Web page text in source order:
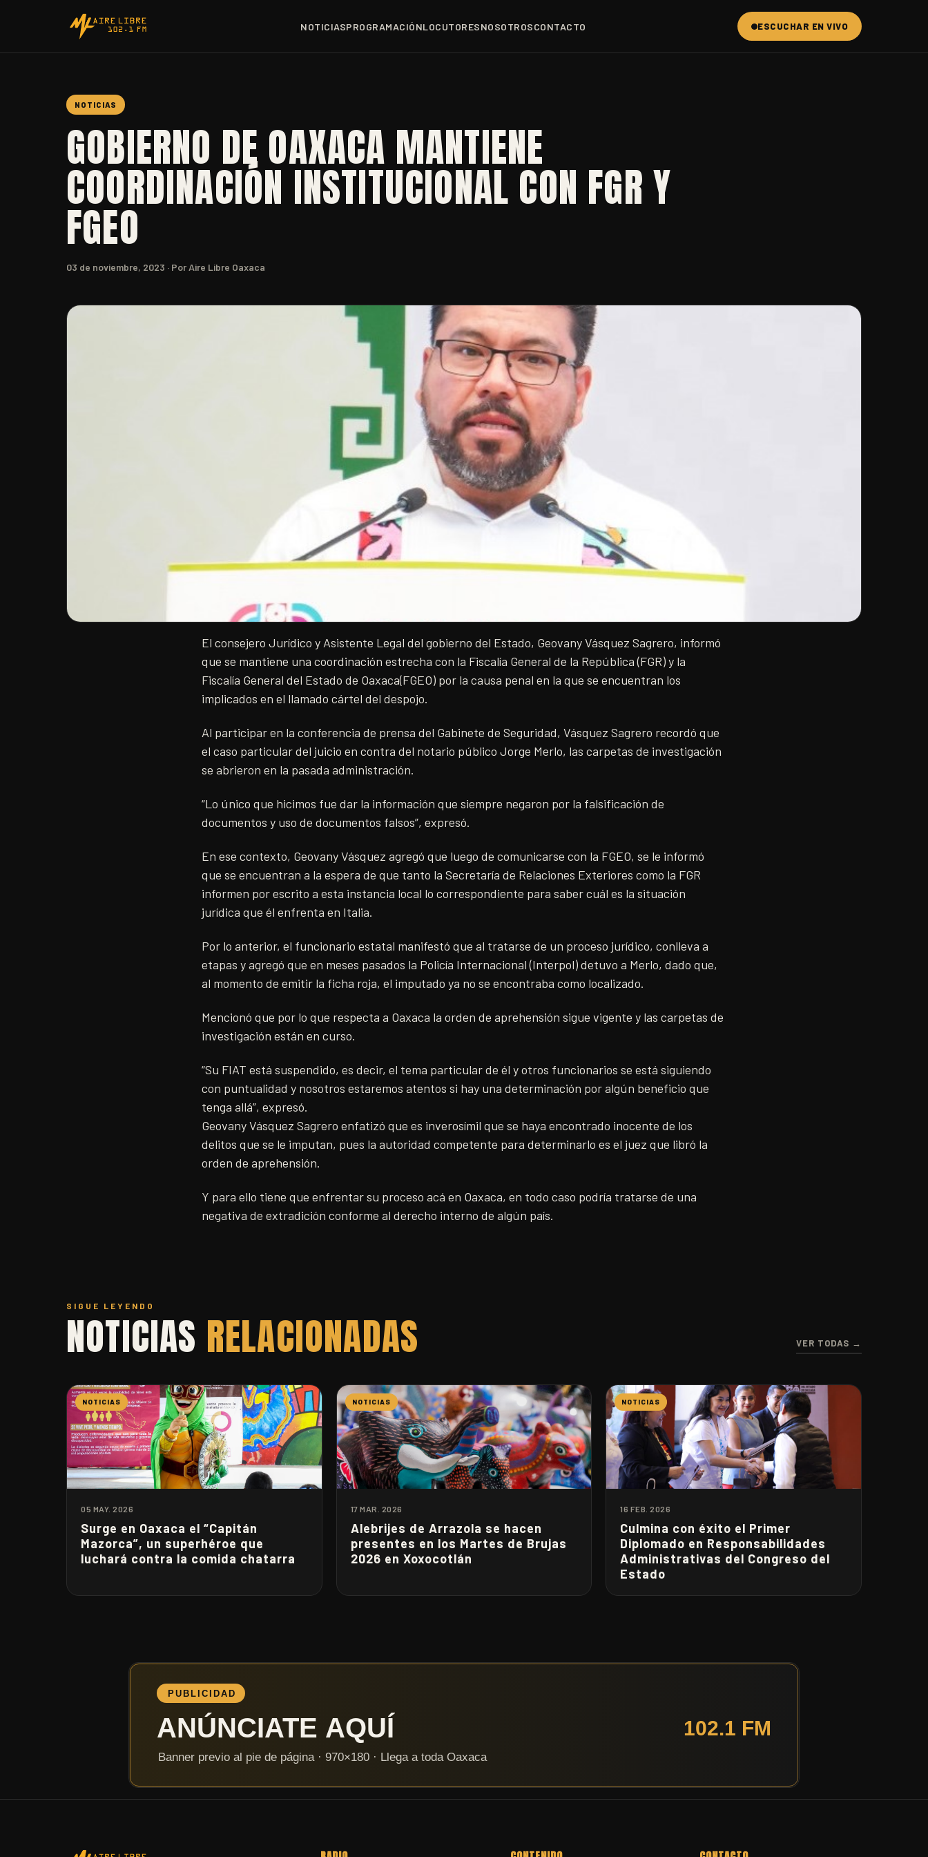
NOTICIASPROGRAMACIÓNLOCUTORESNOSOTROSCONTACTO ESCUCHAR EN VIVO
NOTICIAS
GOBIERNO DE OAXACA MANTIENE
COORDINACIÓN INSTITUCIONAL CON FGR Y
FGEO
03 de noviembre, 2023 · Por Aire Libre Oaxaca
El consejero Jurídico y Asistente Legal del gobierno del Estado, Geovany Vásquez Sagrero, informó
que se mantiene una coordinación estrecha con la Fiscalía General de la República (FGR) y la
Fiscalía General del Estado de Oaxaca(FGEO) por la causa penal en la que se encuentran los
implicados en el llamado cártel del despojo.
Al participar en la conferencia de prensa del Gabinete de Seguridad, Vásquez Sagrero recordó que
el caso particular del juicio en contra del notario público Jorge Merlo, las carpetas de investigación
se abrieron en la pasada administración.
“Lo único que hicimos fue dar la información que siempre negaron por la falsificación de
documentos y uso de documentos falsos”, expresó.
En ese contexto, Geovany Vásquez agregó que luego de comunicarse con la FGEO, se le informó
que se encuentran a la espera de que tanto la Secretaría de Relaciones Exteriores como la FGR
informen por escrito a esta instancia local lo correspondiente para saber cuál es la situación
jurídica que él enfrenta en Italia.
Por lo anterior, el funcionario estatal manifestó que al tratarse de un proceso jurídico, conlleva a
etapas y agregó que en meses pasados la Policía Internacional (Interpol) detuvo a Merlo, dado que,
al momento de emitir la ficha roja, el imputado ya no se encontraba como localizado.
Mencionó que por lo que respecta a Oaxaca la orden de aprehensión sigue vigente y las carpetas de
investigación están en curso.
“Su FIAT está suspendido, es decir, el tema particular de él y otros funcionarios se está siguiendo
con puntualidad y nosotros estaremos atentos si hay una determinación por algún beneficio que
tenga allá”, expresó.
Geovany Vásquez Sagrero enfatizó que es inverosímil que se haya encontrado inocente de los
delitos que se le imputan, pues la autoridad competente para determinarlo es el juez que libró la
orden de aprehensión.
Y para ello tiene que enfrentar su proceso acá en Oaxaca, en todo caso podría tratarse de una
negativa de extradición conforme al derecho interno de algún país.
SIGUE LEYENDO
NOTICIAS RELACIONADAS VER TODAS →
NOTICIAS
05 MAY. 2026
Surge en Oaxaca el “Capitán
Mazorca”, un superhéroe que
luchará contra la comida chatarra
NOTICIAS
17 MAR. 2026
Alebrijes de Arrazola se hacen
presentes en los Martes de Brujas
2026 en Xoxocotlán
NOTICIAS
16 FEB. 2026
Culmina con éxito el Primer
Diplomado en Responsabilidades
Administrativas del Congreso del
Estado